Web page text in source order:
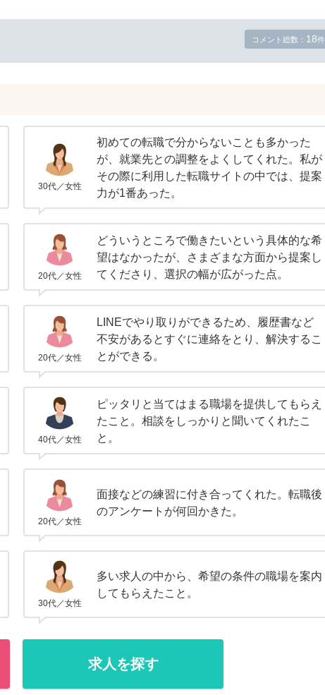
コメント総数： 18件
30代／女性
初めての転職で分からないことも多かった
が、就業先との調整をよくしてくれた。私が
その際に利用した転職サイトの中では、提案
力が1番あった。
20代／女性
どういうところで働きたいという具体的な希
望はなかったが、さまざまな方面から提案し
てくださり、選択の幅が広がった点。
20代／女性
LINEでやり取りができるため、履歴書など
不安があるとすぐに連絡をとり、解決するこ
とができる。
40代／女性
ピッタリと当てはまる職場を提供してもらえ
たこと。相談をしっかりと聞いてくれたこ
と。
20代／女性
面接などの練習に付き合ってくれた。転職後
のアンケートが何回かきた。
30代／女性
多い求人の中から、希望の条件の職場を案内
してもらえたこと。
求人を探す